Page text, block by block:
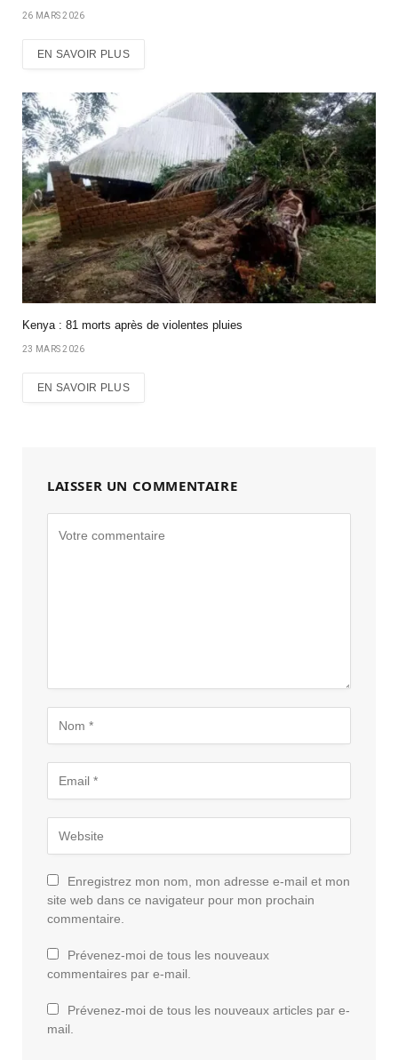
26 MARS 2026
EN SAVOIR PLUS
Kenya : 81 morts après de violentes pluies
23 MARS 2026
EN SAVOIR PLUS
LAISSER UN COMMENTAIRE
Enregistrez mon nom, mon adresse e-mail et mon
site web dans ce navigateur pour mon prochain
commentaire.
Prévenez-moi de tous les nouveaux
commentaires par e-mail.
Prévenez-moi de tous les nouveaux articles par e-
mail.